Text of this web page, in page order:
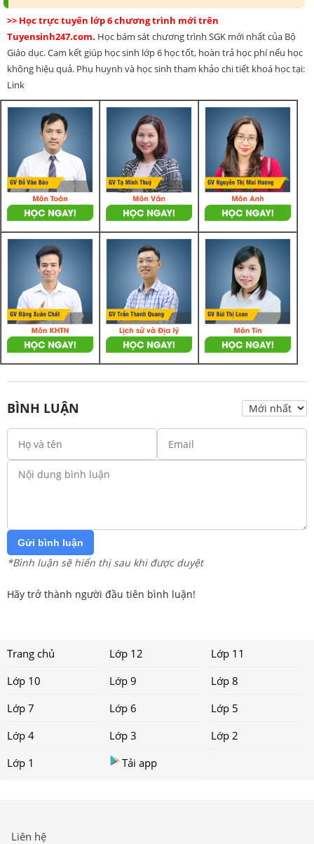
>> Học trực tuyến lớp 6 chương trình mới trên
Tuyensinh247.com. Học bám sát chương trình SGK mới nhất của Bộ
Giáo dục. Cam kết giúp học sinh lớp 6 học tốt, hoàn trả học phí nếu học
không hiệu quả. Phụ huynh và học sinh tham khảo chi tiết khoá học tại:
Link
BÌNH LUẬN
Gửi bình luận
*Bình luận sẽ hiển thị sau khi được duyệt
Hãy trở thành người đầu tiên bình luận!
Trang chủ Lớp 12
Lớp 11
Lớp 10
Lớp 9
Lớp 8
Lớp 7
Lớp 6
Lớp 5
Lớp 4
Lớp 3
Lớp 2
Lớp 1
Tải app
Liên hệ